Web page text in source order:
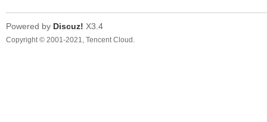
平
Powered by Discuz! X3.4
Copyright © 2001-2021, Tencent Cloud.